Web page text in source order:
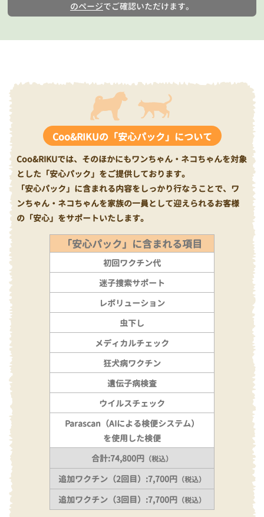
のページでご確認いただけます。
Coo&RIKUの「安心パック」について
Coo&RIKUでは、そのほかにもワンちゃん・ネコちゃんを対象
とした「安心パック」をご提供しております。
「安心パック」に含まれる内容をしっかり行なうことで、ワ
ンちゃん・ネコちゃんを家族の一員として迎えられるお客様
の「安心」をサポートいたします。
「安心パック」に含まれる項目
初回ワクチン代
迷子捜索サポート
レボリューション
虫下し
メディカルチェック
狂犬病ワクチン
遺伝子病検査
ウイルスチェック
Parascan（AIによる検便システム）
を使用した検便
合計:74,800円 （税込）
追加ワクチン（2回目）:7,700円 （税込）
追加ワクチン（3回目）:7,700円 （税込）